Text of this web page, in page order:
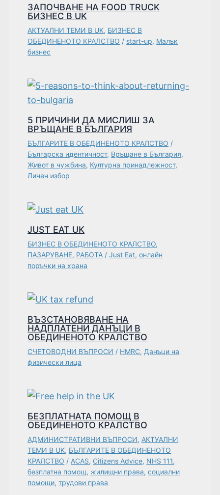
ЗАПОЧВАНЕ НА FOOD TRUCK
БИЗНЕС В UK
АКТУАЛНИ ТЕМИ В UK, БИЗНЕС В
ОБЕДИНЕНОТО КРАЛСТВО / start-up, Малък
бизнес
5 ПРИЧИНИ ДА МИСЛИШ ЗА
ВРЪЩАНЕ В БЪЛГАРИЯ
БЪЛГАРИТЕ В ОБЕДИНЕНОТО КРАЛСТВО /
Българска идентичност, Връщане в България,
Живот в чужбина, Културна принадлежност,
Личен избор
JUST EAT UK
БИЗНЕС В ОБЕДИНЕНОТО КРАЛСТВО,
ПАЗАРУВАНЕ, РАБОТА /Just Eat,онлайн
поръчки на храна
ВЪЗСТАНОВЯВАНЕ НА
НАДПЛАТЕНИ ДАНЪЦИ В
ОБЕДИНЕНОТО КРАЛСТВО
СЧЕТОВОДНИ ВЪПРОСИ / HMRC, Данъци на
физически лица
БЕЗПЛАТНАТА ПОМОЩ В
ОБЕДИНЕНОТО КРАЛСТВО
АДМИНИСТРАТИВНИ ВЪПРОСИ, АКТУАЛНИ
ТЕМИ В UK, БЪЛГАРИТЕ В ОБЕДИНЕНОТО
КРАЛСТВО / ACAS, Citizens Advice, NHS 111,
безплатна помощ, жилищни права,социални
помощи,трудови права